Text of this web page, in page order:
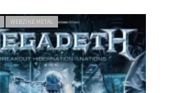
WEBZINE METAL